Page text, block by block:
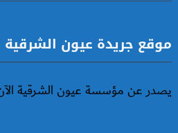
موقع جريدة عيون الشرقية
يصدر عن مؤسسة عيون الشرقية الآن